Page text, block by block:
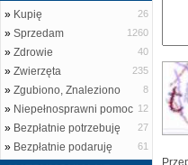
» Kupię 26
» Sprzedam 1260
» Zdrowie 40
» Zwierzęta 235
» Zgubiono, Znaleziono 8
» Niepełnosprawni pomoc 12
» Bezpłatnie potrzebuję 27
» Bezpłatnie podaruję 61